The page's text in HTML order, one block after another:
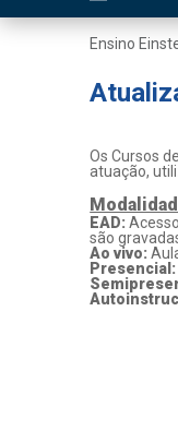
Ensino
Os Cursos
atuação,
EAD:
são
Ao vivo: